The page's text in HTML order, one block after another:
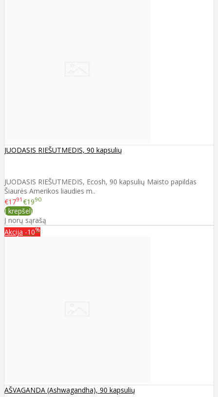
JUODASIS RIEŠUTMEDIS, 90 kapsulių
JUODASIS RIEŠUTMEDIS, Ecosh, 90 kapsulių Maisto papildas
Šiaurės Amerikos liaudies m..
€1791 €1990
Į krepšelį
Į norų sąrašą
Akcija -10%
AŠVAGANDA (Ashwagandha), 90 kapsulių